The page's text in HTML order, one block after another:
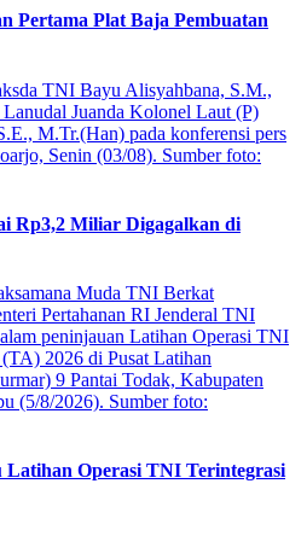
Pertama Plat Baja Pembuatan
Rp3,2 Miliar Digagalkan di
Operasi TNI Terintegrasi